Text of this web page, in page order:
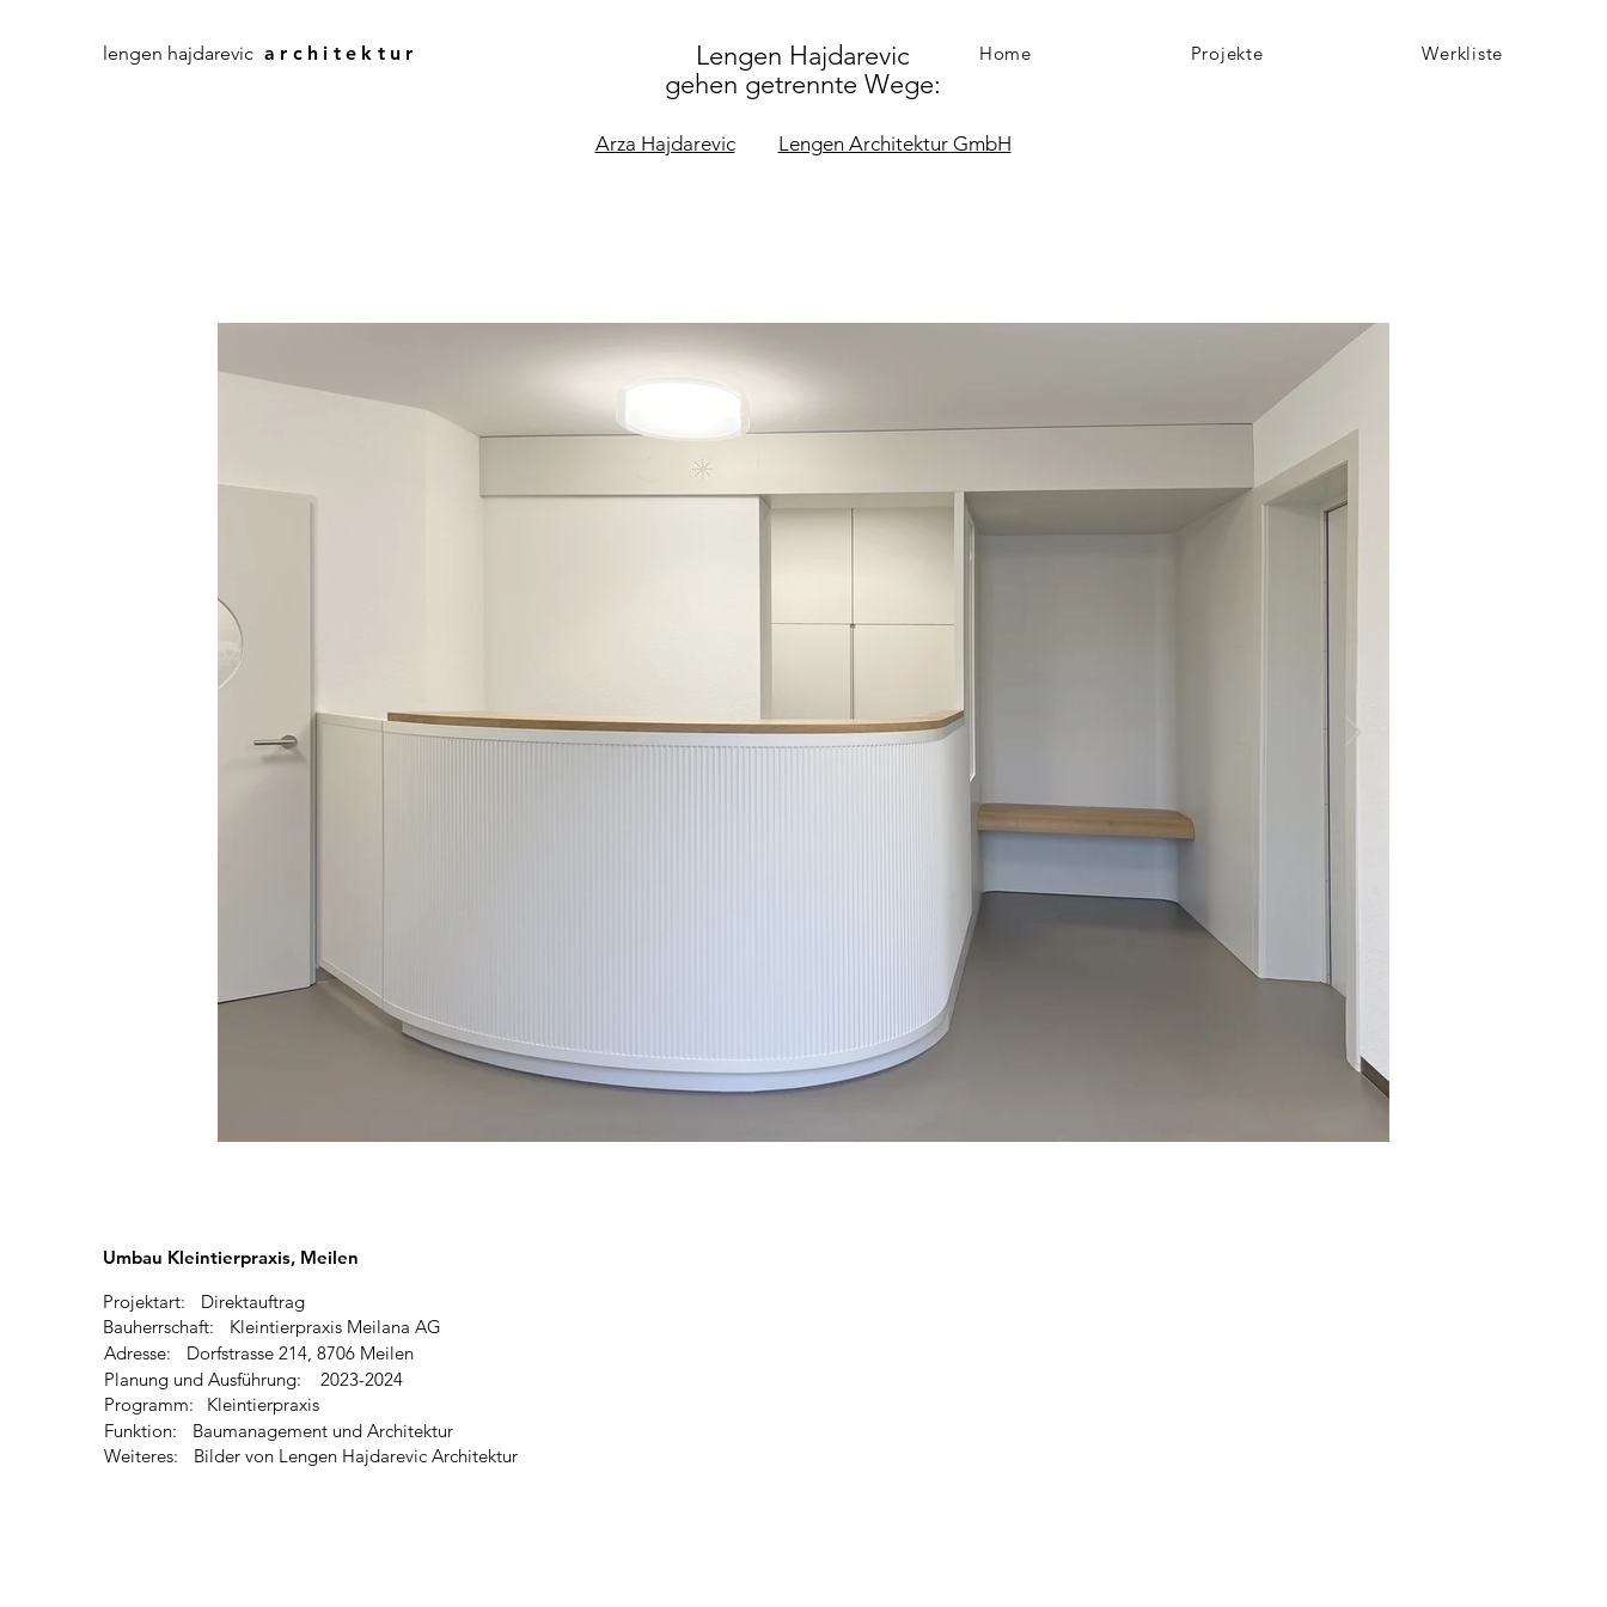
lengen hajdarevic architektur Home Projekte Werkliste
Lengen Hajdarevic
gehen getrennte Wege:
Arza Hajdarevic Lengen Architektur GmbH
Umbau Kleintierpraxis, Meilen
Projektart:
Direktauftrag
Bauherrschaft:
Kleintierpraxis Meilana AG
Adresse:
Dorfstrasse 214, 8706 Meilen
Planung und Ausführung:
2023-2024
Programm:
Kleintierpraxis
Funktion:
Baumanagement und Architektur
Weiteres:
Bilder von Lengen Hajdarevic Architektur